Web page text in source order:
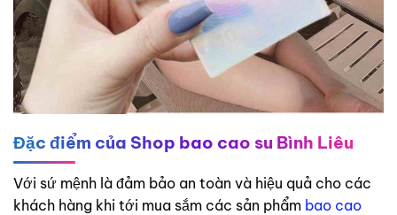
Đặc điểm của Shop bao cao su Bình Liêu
Với sứ mệnh là đảm bảo an toàn và hiệu quả cho các
khách hàng khi tới mua sắm các sản phẩm bao cao